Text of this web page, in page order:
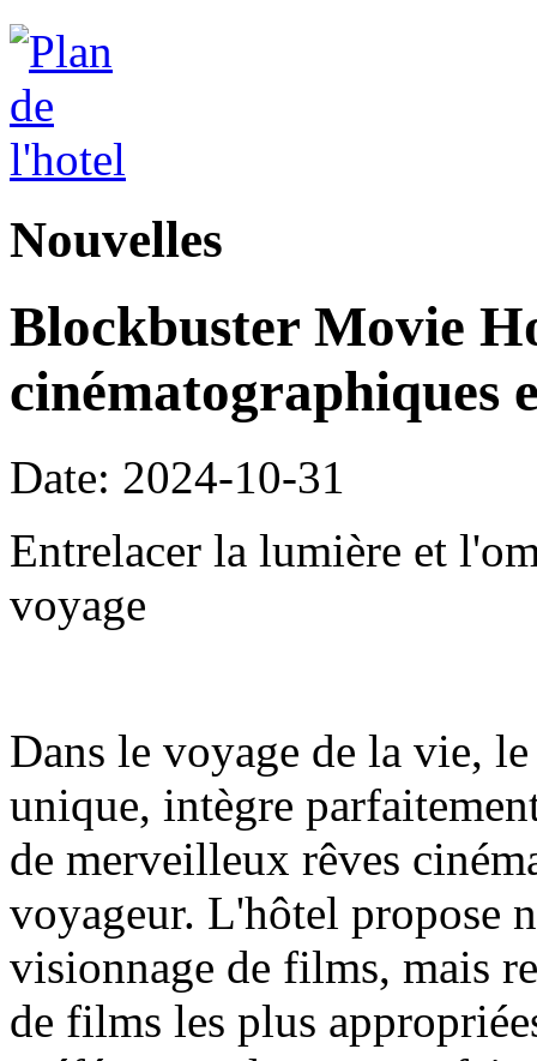
Nouvelles
Blockbuster Movie
cinématographiques
Date: 2024-10-31
Entrelacer la lumière et
voyage
Dans le voyage de la vie,
unique, intègre
de merveilleux rêves
voyageur. L'hôtel propose
visionnage de films, mais
de films les plus